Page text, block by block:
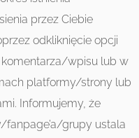
przez Ciebie
odkliknięcie opcji
komentarza/wpisu lub w
platformy/strony lub
Informujemy, że
fanpage’a/grupy ustala